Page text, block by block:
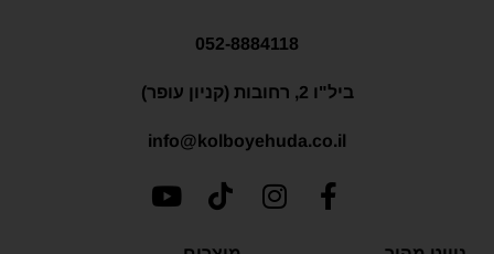
052-8884118
ביל"ו 2, רחובות (קניון עופר)
info@kolboyehuda.co.il